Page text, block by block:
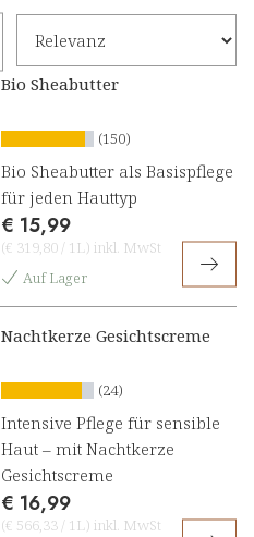
Bio Sheabutter
(150)
Bio Sheabutter als Basispflege
für jeden Hauttyp
€ 15,99
(€ 319,80 / 1L) inkl. MwSt
Auf Lager
Nachtkerze Gesichtscreme
(24)
Intensive Pflege für sensible
Haut – mit Nachtkerze
Gesichtscreme
€ 16,99
(€ 566,33 / 1L) inkl. MwSt